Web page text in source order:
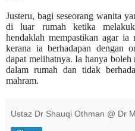
Justeru, bagi seseorang wanita
di luar rumah ketika
hendaklah mempastikan agar ia
kerana ia berhadapan dengan
dapat melihatnya. Ia hanya
dalam rumah dan tidak
mahram.
Ustaz Dr Shauqi Othman @ Dr